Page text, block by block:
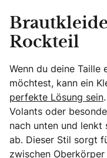
Rockteil
Wenn du deine
möchtest, kann ein
perfekte Lösung sein
Volants oder
nach unten und
ab. Dieser Stil sorgt
zwischen